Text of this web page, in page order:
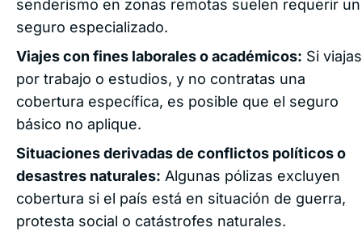
senderismo en zonas remotas suelen requerir un
seguro especializado.
Viajes con fines laborales o académicos: Si viajas
por trabajo o estudios, y no contratas una
cobertura específica, es posible que el seguro
básico no aplique.
Situaciones derivadas de conflictos políticos o
desastres naturales: Algunas pólizas excluyen
cobertura si el país está en situación de guerra,
protesta social o catástrofes naturales.